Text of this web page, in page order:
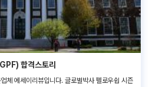
합격스토리
체 에세이리뷰입니다. 글로벌박사 펠로우쉽 시즌